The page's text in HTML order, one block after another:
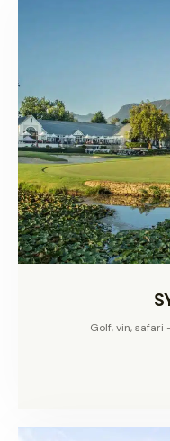
Golf, vin,